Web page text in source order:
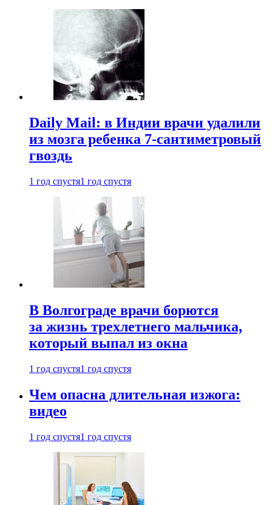
Daily Mail: в Индии врачи удалили
из мозга ребенка 7-сантиметровый
гвоздь
1 год спустя1 год спустя
В Волгограде врачи борются
за жизнь трехлетнего мальчика,
который выпал из окна
1 год спустя1 год спустя
Чем опасна длительная изжога:
видео
1 год спустя1 год спустя